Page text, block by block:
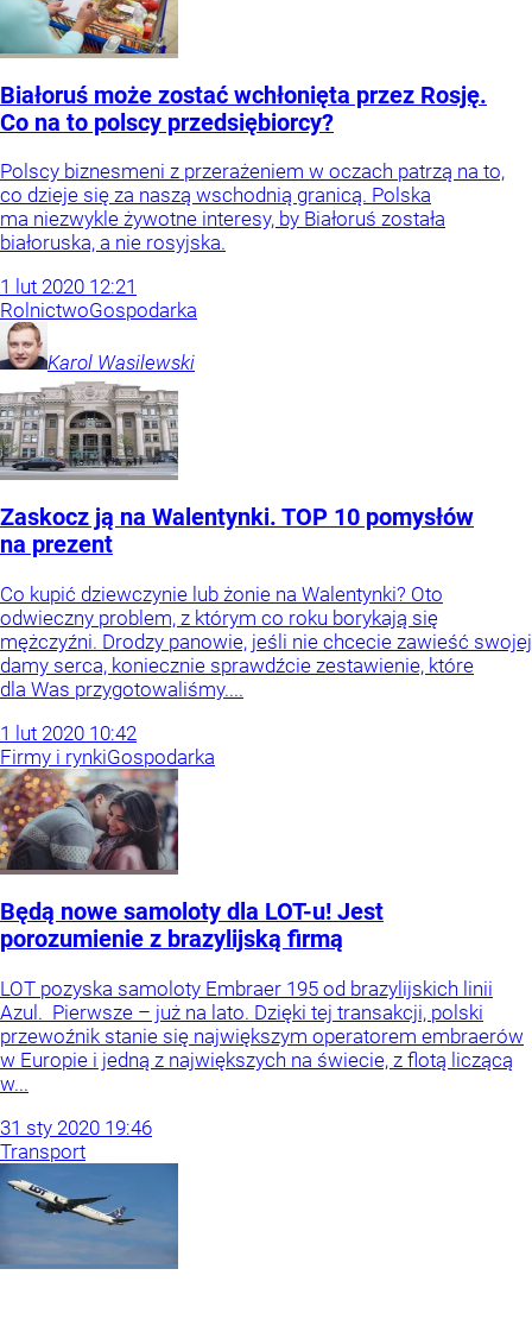
Białoruś może zostać wchłonięta przez Rosję.
Co na to polscy przedsiębiorcy?
Polscy biznesmeni z przerażeniem w oczach patrzą na to,
co dzieje się za naszą wschodnią granicą. Polska
ma niezwykle żywotne interesy, by Białoruś została
białoruska, a nie rosyjska.
1 lut 2020 12:21
RolnictwoGospodarka
Karol Wasilewski
Zaskocz ją na Walentynki. TOP 10 pomysłów
na prezent
Co kupić dziewczynie lub żonie na Walentynki? Oto
odwieczny problem, z którym co roku borykają się
mężczyźni. Drodzy panowie, jeśli nie chcecie zawieść swojej
damy serca, koniecznie sprawdźcie zestawienie, które
dla Was przygotowaliśmy....
1 lut 2020 10:42
Firmy i rynkiGospodarka
Będą nowe samoloty dla LOT-u! Jest
porozumienie z brazylijską firmą
LOT pozyska samoloty Embraer 195 od brazylijskich linii
Azul. Pierwsze – już na lato. Dzięki tej transakcji, polski
przewoźnik stanie się największym operatorem embraerów
w Europie i jedną z największych na świecie, z flotą liczącą
w...
31 sty 2020 19:46
Transport